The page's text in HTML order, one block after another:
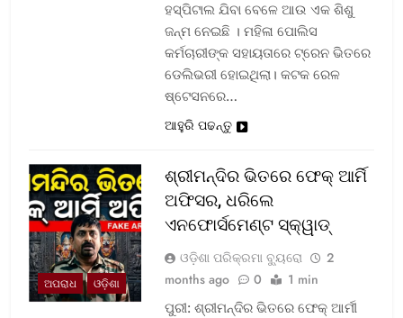
ହସ୍ପିଟାଲ ଯିବା ବେଳେ ଆଉ ଏକ ଶିଶୁ
ଜନ୍ମ ନେଇଛି । ମହିଳା ପୋଲିସ
କର୍ମଚାରୀଙ୍କ ସହାୟତାରେ ଟ୍ରେନ ଭିତରେ
ଡେଲିଭରୀ ହୋଇଥିଲା। କଟକ ରେଳ
ଷ୍ଟେସନରେ…
ଆହୁରି ପଢନ୍ତୁ
ଅପରାଧ ଓଡ଼ିଶା
ଶ୍ରୀମନ୍ଦିର ଭିତରେ ଫେକ୍ ଆର୍ମି
ଅଫିସର, ଧରିଲେ
ଏନଫୋର୍ସମେଣ୍ଟ ସ୍କ୍ୱାଡ୍‌
ଓଡ଼ିଶା ପରିକ୍ରମା ବ୍ୟୁରୋ
2
months ago
0 1 min
ପୁରୀ: ଶ୍ରୀମନ୍ଦିର ଭିତରେ ଫେକ୍ ଆର୍ମୀ